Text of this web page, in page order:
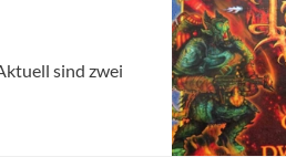
sind zwei